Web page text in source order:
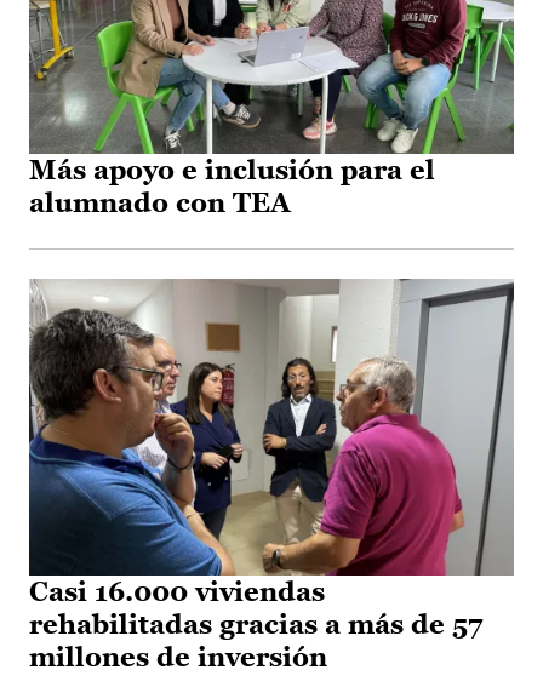
Más apoyo e inclusión para el
alumnado con TEA
Casi 16.000 viviendas
rehabilitadas gracias a más de 57
millones de inversión